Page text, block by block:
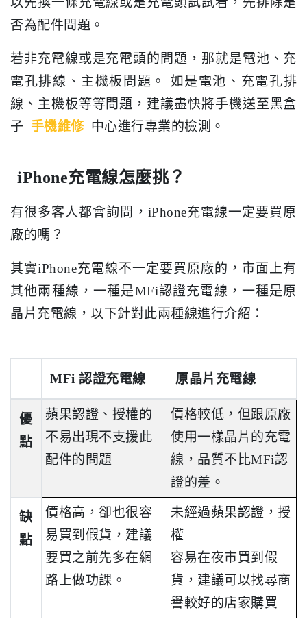
否為配件問題。
若非充電線或是充電頭的問題，那就是電池、充
電孔排線、主機板問題。 如是電池、充電孔排
線、主機板等等問題，建議盡快將手機送至黑盒
子
手機維修 中心進行專業的檢測。
iPhone充電線怎麼挑？
有很多客人都會詢問，iPhone充電線一定要買原
廠的嗎？
其實iPhone充電線不一定要買原廠的，市面上有
其他兩種線，一種是MFi認證充電線，一種是原
晶片充電線，以下針對此兩種線進行介紹：
MFi 認證充電線 原晶片充電線
優
點
蘋果認證、授權的
不易出現不支援此
配件的問題
價格較低，但跟原廠
使用一樣晶片的充電
線，品質不比MFi認
證的差。
缺
點
價格高，卻也很容
易買到假貨，建議
要買之前先多在網
路上做功課。
未經過蘋果認證，授
權
容易在夜市買到假
貨，建議可以找尋商
譽較好的店家購買